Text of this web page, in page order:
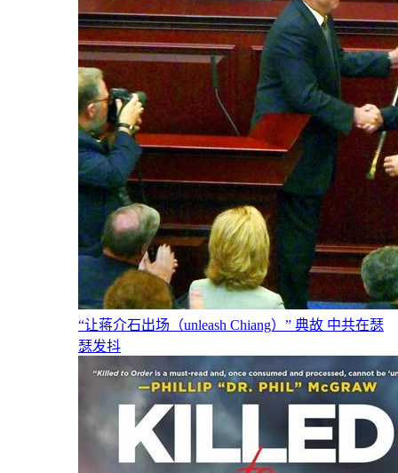
“让蒋介石出场（unleash Chiang）” 典故 中共在瑟
瑟发抖